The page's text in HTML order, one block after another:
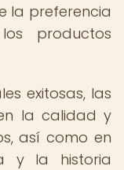
la preferencia
productos
exitosas, las
la calidad y
así como en
y la historia